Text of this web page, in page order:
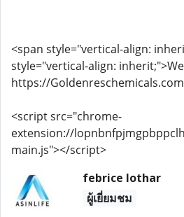
<span style="vertical-align:
style="vertical-align:
https://
<script src="chrome-
extension://
main.js"></script>
febrice lothar
ผู้เยี่ยมชม